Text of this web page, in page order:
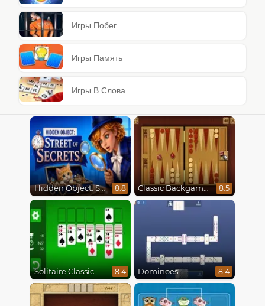
Игры Побег
Игры Память
Игры В Слова
Hidden Object: Street Of Secrets 8.8 Classic Backgammon 8.5
Solitaire Classic 8.4 Dominoes 8.4